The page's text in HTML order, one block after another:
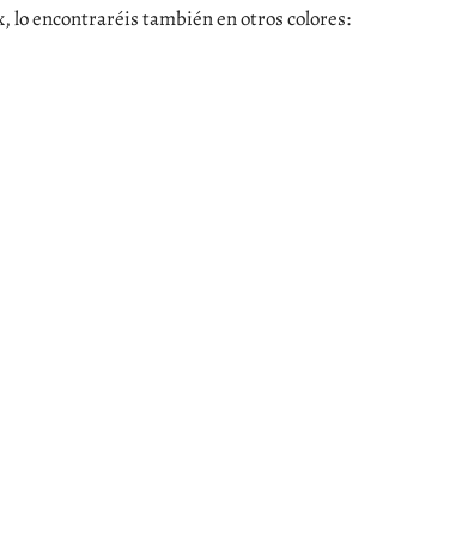
lo encontraréis también en otros colores: